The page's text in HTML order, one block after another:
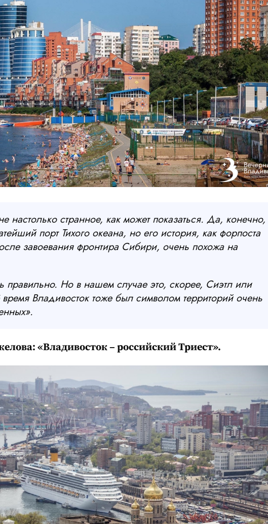
настолько странное, как может показаться. Да, конечно,
порт Тихого океана, но его история, как форпоста
завоевания фронтира Сибири, очень похожа на
правильно. Но в нашем случае это, скорее, Сиэтл или
Владивосток тоже был символом территорий очень
«Владивосток – российский Триест».